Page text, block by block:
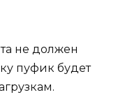
не должен
пуфик будет